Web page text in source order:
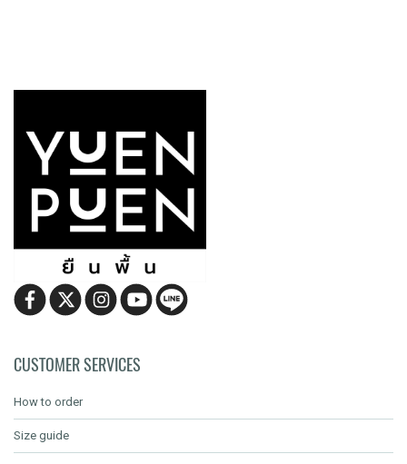
CUSTOMER SERVICES
How to order
Size guide